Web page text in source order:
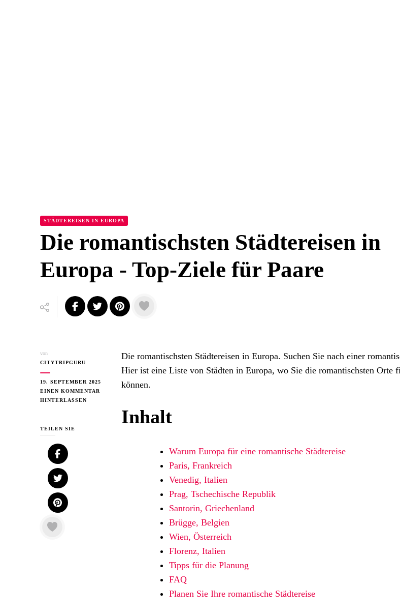
STÄDTEREISEN IN EUROPA
Die romantischsten Städtereisen in
Europa - Top-Ziele für Paare
von
CITYTRIPGURU
19. SEPTEMBER 2025
EINEN KOMMENTAR
HINTERLASSEN
TEILEN SIE
Die romantischsten Städtereisen in Europa. Suchen Sie nach einer
Hier ist eine Liste von Städten in Europa, wo Sie die romantischsten Orte
können.
Inhalt
Warum Europa für eine romantische Städtereise
Paris, Frankreich
Venedig, Italien
Prag, Tschechische Republik
Santorin, Griechenland
Brügge, Belgien
Wien, Österreich
Florenz, Italien
Tipps für die Planung
FAQ
Planen Sie Ihre romantische Städtereise